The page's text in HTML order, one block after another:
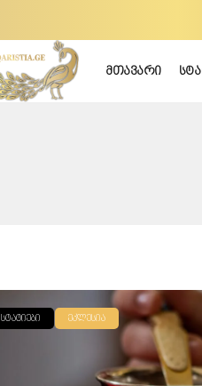
მთავარი
ᲡᲢᲐᲢᲘᲔᲑᲘ ᲔᲙᲚᲔᲡᲘᲐ